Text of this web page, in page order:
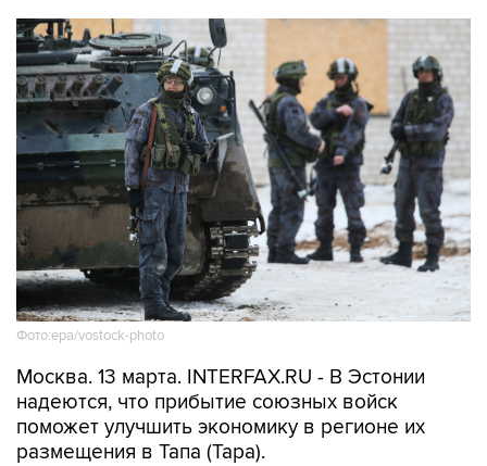
Фото:epa/vostock-photo
Москва. 13 марта. INTERFAX.RU - В Эстонии
надеются, что прибытие союзных войск
поможет улучшить экономику в регионе их
размещения в Тапа (Tapa).